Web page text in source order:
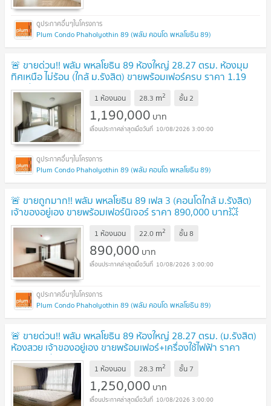
Plum Condo Phaholyothin 89 (พลัม คอนโด พหลโยธิน 89)
🚨 ขายด่วน!! พลัม พหลโยธิน 89 ห้องใหญ่ 28.27 ตรม. ห้องมุม
ทิศเหนือ ไม่ร้อน (ใกล้ ม.รังสิต) ขายพร้อมเฟอร์ครบ ราคา 1.19
ลบ.💥 UPDATE !
1 ห้องนอน 28.3 m2 ชั้น2
1,190,000 บาท
10/08/2026 3:00:00
Plum Condo Phaholyothin 89 (พลัม คอนโด พหลโยธิน 89)
🚨 ขายถูกมาก!! พลัม พหลโยธิน 89 เฟส 3 (คอนโดใกล้ ม.รังสิต)
เจ้าของอยู่เอง ขายพร้อมเฟอร์นิเจอร์ ราคา 890,000 บาท💥
UPDATE !
1 ห้องนอน 22.0 m2 ชั้น8
890,000 บาท
10/08/2026 3:00:00
Plum Condo Phaholyothin 89 (พลัม คอนโด พหลโยธิน 89)
🚨 ขายด่วน!! พลัม พหลโยธิน 89 ห้องใหญ่ 28.27 ตรม. (ม.รังสิต)
ห้องสวย เจ้าของอยู่เอง ขายพร้อมเฟอร์+เครื่องใช้ไฟฟ้า ราคา
1.25 ลบ.💥 UPDATE !
1 ห้องนอน 28.3 m2 ชั้น 7
1,250,000 บาท
10/08/2026 3:00:00